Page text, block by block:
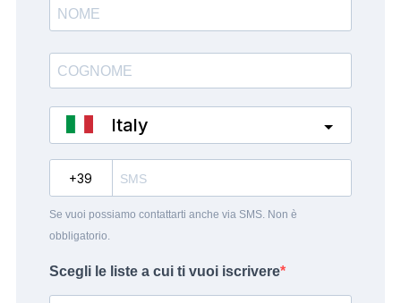
Italy
Se vuoi possiamo contattarti anche via SMS. Non è
obbligatorio.
Scegli le liste a cui ti vuoi iscrivere